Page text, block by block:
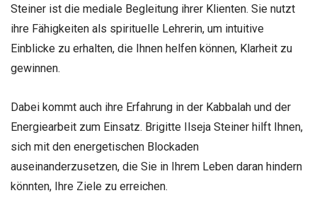
Steiner ist die mediale Begleitung ihrer Klienten. Sie nutzt
ihre Fähigkeiten als spirituelle Lehrerin, um intuitive
Einblicke zu erhalten, die Ihnen helfen können, Klarheit zu
gewinnen.
Dabei kommt auch ihre Erfahrung in der Kabbalah und der
Energiearbeit zum Einsatz. Brigitte Ilseja Steiner hilft Ihnen,
sich mit den energetischen Blockaden
auseinanderzusetzen, die Sie in Ihrem Leben daran hindern
könnten, Ihre Ziele zu erreichen.